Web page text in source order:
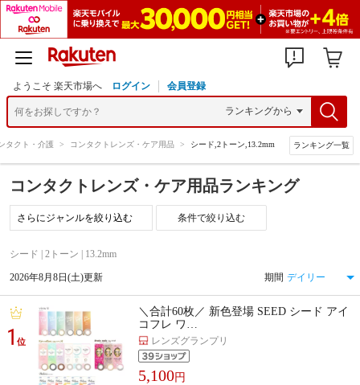
ようこそ 楽天市場へ ログイン 会員登録
タクト・介護 > コンタクトレンズ・ケア用品 > シード,2トーン,13.2mm ランキング一覧
コンタクトレンズ・ケア用品ランキング
条件で絞り込む
シード | 2トーン | 13.2mm
2026年8月8日(土)更新 期間
1位
＼合計60枚／ 新色登場 SEED シード アイ
コフレ ワ…
レンズグランプリ
5,100円